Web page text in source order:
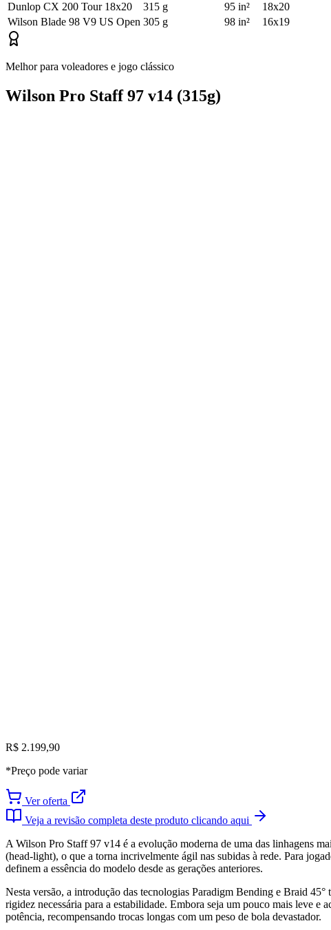
Dunlop CX 200 Tour 18x20
315 g 95 in² 18x20
Wilson Blade 98 V9 US Open 305 g 98 in² 16x19
Melhor para voleadores e jogo clássico
Wilson Pro Staff 97 v14 (315g)
R$ 2.199,90
*Preço pode variar
Ver oferta
Veja a revisão completa deste produto clicando aqui
A Wilson Pro Staff 97 v14 é a evolução moderna de uma das linhagens
(head-light), o que a torna incrivelmente ágil nas subidas à rede. Para
definem a essência do modelo desde as gerações anteriores.
Nesta versão, a introdução das tecnologias Paradigm Bending e Braid
rigidez necessária para a estabilidade. Embora seja um pouco mais leve
potência, recompensando trocas longas com um peso de bola devastador.